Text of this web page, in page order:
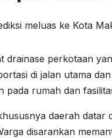
meluas ke Kota
drainase perkotaan
di jalan utama
pada rumah dan
daerah
disarankan